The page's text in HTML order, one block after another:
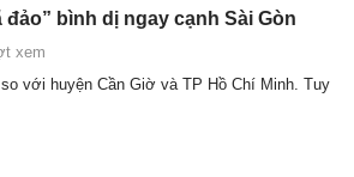
đảo” bình dị ngay cạnh Sài Gòn
xem
với huyện Cần Giờ và TP Hồ Chí Minh. Tuy